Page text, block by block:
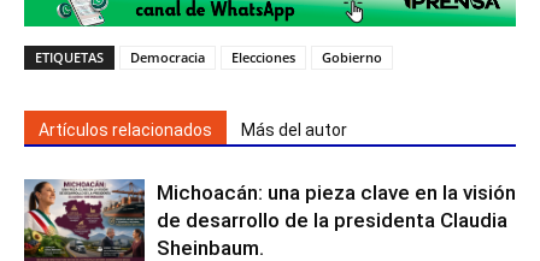
ETIQUETAS Democracia Elecciones Gobierno
Artículos relacionados Más del autor
Michoacán: una pieza clave en la visión
de desarrollo de la presidenta Claudia
Sheinbaum.